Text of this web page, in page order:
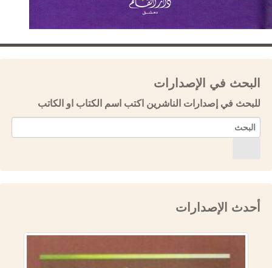
البحث في الإصدارات
للبحث في إصدارات الناشرين اكتب اسم الكتاب او الكاتب
أحدث الإصدارات